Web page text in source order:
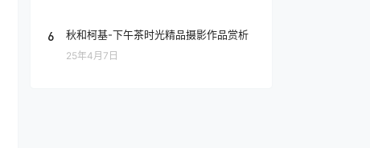
6 秋和柯基-下午茶时光精品摄影作品赏析
25年4月7日